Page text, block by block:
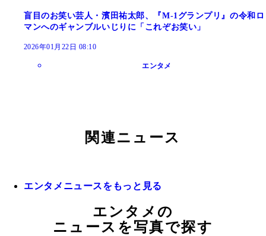
盲目のお笑い芸人・濱田祐太郎、『M-1グランプリ』の令和ロ
マンへのギャンブルいじりに「これぞお笑い」
2026年01月22日 08:10
エンタメ
関連ニュース
エンタメニュースをもっと見る
エンタメの
ニュースを写真で探す